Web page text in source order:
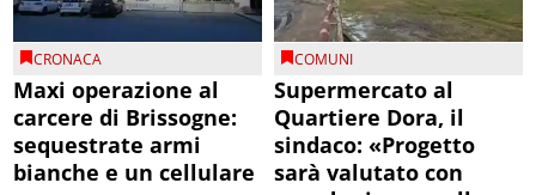
CRONACA
Maxi operazione al
carcere di Brissogne:
sequestrate armi
bianche e un cellulare
COMUNI
Supermercato al
Quartiere Dora, il
sindaco: «Progetto
sarà valutato con